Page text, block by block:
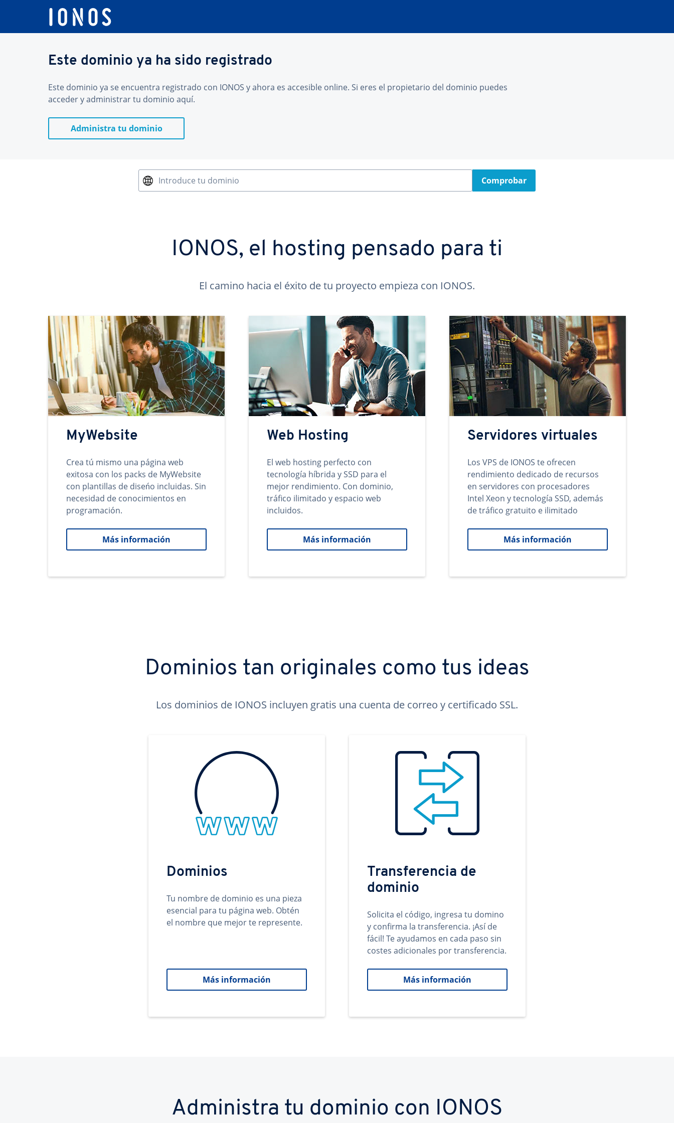
Este dominio ya ha sido registrado
Este dominio ya se encuentra registrado con IONOS y ahora es accesible online. Si eres el propietario del dominio puedes
acceder y administrar tu dominio aquí.
Administra tu dominio
Introduce tu dominio Comprobar
IONOS, el hosting pensado para ti
El camino hacia el éxito de tu proyecto empieza con IONOS.
MyWebsite
Crea tú mismo una página web
exitosa con los packs de MyWebsite
con plantillas de diseńo incluidas. Sin
necesidad de conocimientos en
programación.
Más información
Web Hosting
El web hosting perfecto con
tecnología híbrida y SSD para el
mejor rendimiento. Con dominio,
tráfico ilimitado y espacio web
incluidos.
Más información
Servidores virtuales
Los VPS de IONOS te ofrecen
rendimiento dedicado de recursos
en servidores con procesadores
Intel Xeon y tecnología SSD, además
de tráfico gratuito e ilimitado
Más información
Dominios tan originales como tus ideas
Los dominios de IONOS incluyen gratis una cuenta de correo y certificado SSL.
Dominios
Tu nombre de dominio es una pieza
esencial para tu página web. Obtén
el nombre que mejor te represente.
Más información
Transferencia de
dominio
Solicita el código, ingresa tu domino
y confirma la transferencia. ¡Así de
fácil! Te ayudamos en cada paso sin
costes adicionales por transferencia.
Más información
Administra tu dominio con IONOS